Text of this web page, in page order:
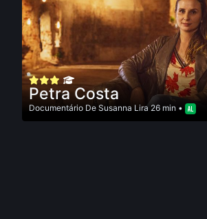
Petra Costa
Documentário De Susanna Lira 26 min •